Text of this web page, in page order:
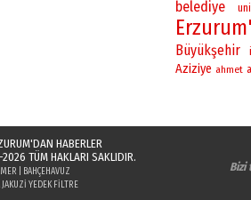
belediye
Büyükşehir
Aziziye ahmet
HABERLER
TÜM HAKLARI SAKLIDIR.
BAHÇEHAVUZ
JAKUZI YEDEK FILTRE
Bizi